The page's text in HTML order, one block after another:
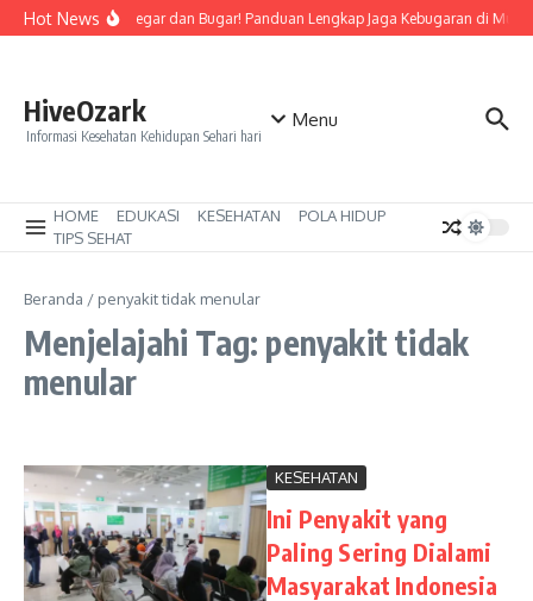
Lewati ke konten
Hot NewsTetap Segar dan Bugar! Panduan Lengkap Jaga Kebugaran di
HiveOzark
Informasi Kesehatan Kehidupan Sehari hari
Menu
HOME EDUKASI KESEHATAN
POLA HIDUP
TIPS SEHAT
Beranda / penyakit tidak menular
Menjelajahi Tag: penyakit tidak
menular
KESEHATAN
Ini Penyakit yang
Paling Sering Dialami
Masyarakat Indonesia